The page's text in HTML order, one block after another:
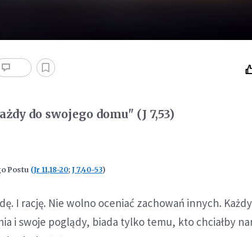
do swojego domu" (J 7,53)
Postu (Jr 11,18-20;J 7,40-53)
I rację. Nie wolno oceniać zachowań innych.
i swoje poglądy, biada tylko temu, kto chciałby